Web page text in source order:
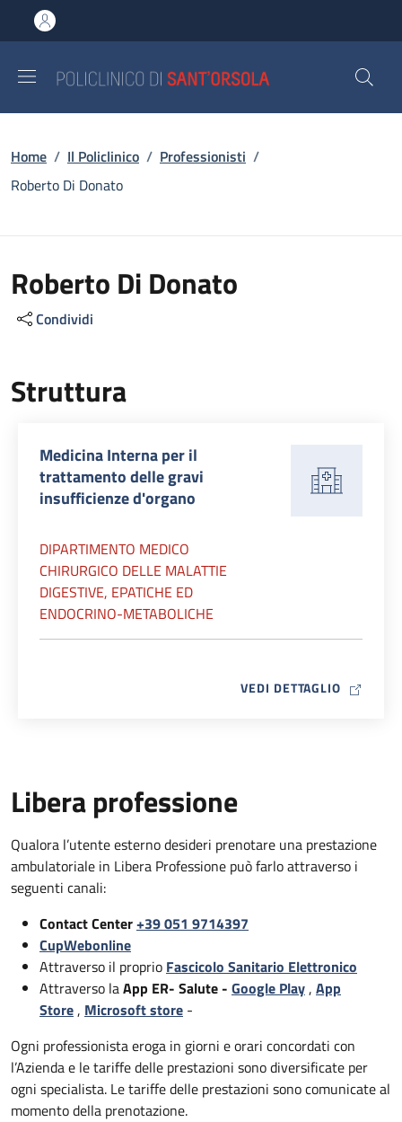
al contenuto principale
to footer content
Briciole di pane
Home / Il Policlinico / Professionisti /
Roberto Di Donato
Roberto Di Donato
Condividi
Struttura
Medicina Interna per il
trattamento delle gravi
insufficienze d'organo
DIPARTIMENTO MEDICO
CHIRURGICO DELLE MALATTIE
DIGESTIVE, EPATICHE ED
ENDOCRINO-METABOLICHE
VEDI DETTAGLIO MAP ICON
Libera professione
Qualora l’utente esterno desideri prenotare una prestazione
ambulatoriale in Libera Professione può farlo attraverso i
seguenti canali:
Contact Center+39 051 9714397
CupWebonline
Attraverso il proprio Fascicolo Sanitario Elettronico
Attraverso laApp ER- Salute - Google Play, App
Store, Microsoft store -
Ogni professionista eroga in giorni e orari concordati con
l’Azienda e le tariffe delle prestazioni sono diversificate per
ogni specialista. Le tariffe delle prestazioni sono comunicate al
momento della prenotazione.